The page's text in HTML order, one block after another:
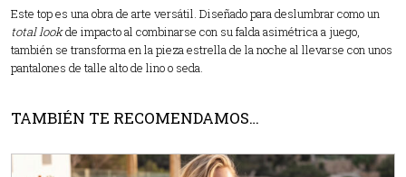
Este top es una obra de arte versátil. Diseñado para deslumbrar como un
total lookde impacto al combinarse con su falda asimétrica a juego,
también se transforma en la pieza estrella de la noche al llevarse con unos
pantalones de talle alto de lino o seda.
TAMBIÉN TE RECOMENDAMOS…